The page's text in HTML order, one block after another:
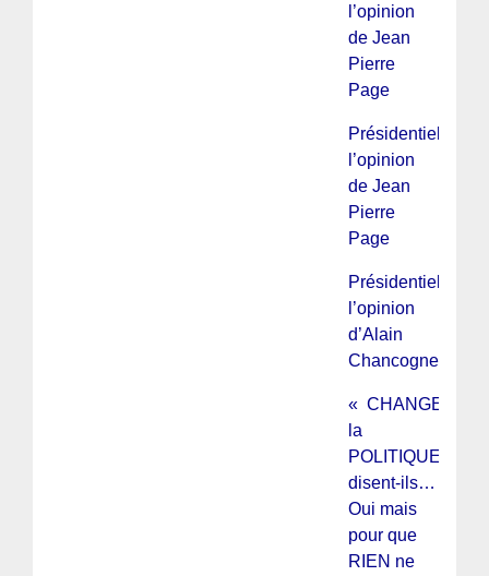
l’opinion
de Jean
Pierre
Page
Présidentielles :
l’opinion
de Jean
Pierre
Page
Présidentielles :
l’opinion
d’Alain
Chancogne
« CHANGER »
la
POLITIQUE »,
disent-ils…
Oui mais
pour que
RIEN ne